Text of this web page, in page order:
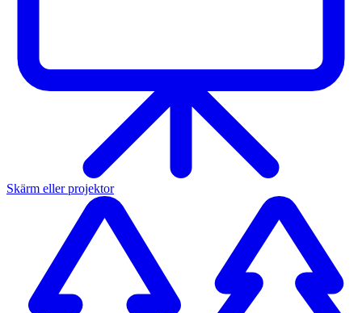
Skärm eller projektor